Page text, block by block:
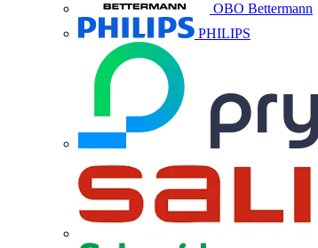
OBO Bettermann
PHILIPS